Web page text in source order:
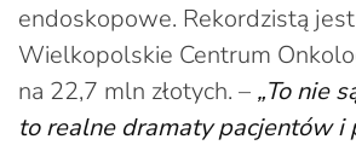
endoskopowe. Rekordzistą
Wielkopolskie Centrum
na 22,7 mln złotych. – „To nie
to realne dramaty pacjentów i